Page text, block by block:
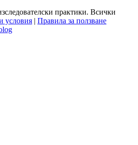
практики. Всички
условия | Правила за ползване